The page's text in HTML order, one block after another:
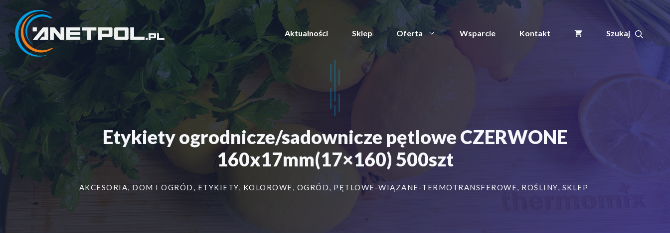
treści
Aktualności Sklep Oferta Wsparcie Kontakt
Etykiety ogrodnicze/sadownicze pętlowe CZERWONE
160x17mm(17×160) 500szt
AKCESORIA, DOM I OGRÓD , ETYKIETY, KOLOROWE, OGRÓD, PĘTLOWE-WIĄZANE-TERMOTRANSFEROWE, ROŚLINY, SKLEP
ogrodnicze/sadownicze
CZERWONE